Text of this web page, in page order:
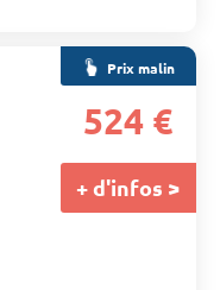
Prix malin
524 €
+ d'infos >